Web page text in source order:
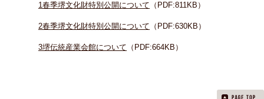
1春季堺文化財特別公開について （PDF:811KB）
2春季堺文化財特別公開について （PDF:630KB）
3堺伝統産業会館について （PDF:664KB）